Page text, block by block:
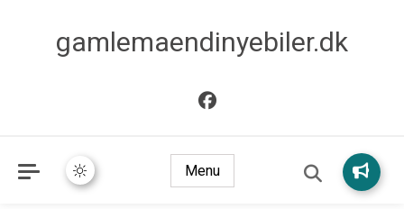
gamlemaendinyebiler.dk
Menu